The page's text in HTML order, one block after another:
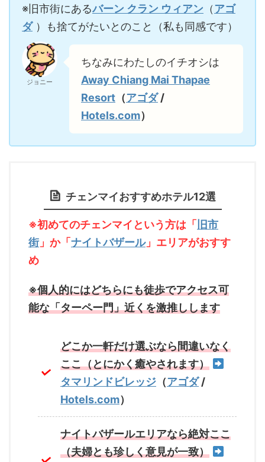
※旧市街にあるバーン クラン ウィアン （アゴ
ダ）も捨てがたいとのこと（私も同感です）
ジョニー
ちなみにわたしのイチオシは
Away Chiang Mai Thapae
Resort （アゴダ/
Hotels.com）
チェンマイおすすめホテル12選
※初めてのチェンマイという方は「
旧市
街」か「 ナイトバザール」エリアがおすす
め
※個人的にはどちらにも徒歩でアクセス可
能な「ターペー門」近くを激推しします
どこか一軒だけ選ぶなら間違いなく
ここ（とにかく癒やされます）
タマリンドビレッジ （アゴダ/
Hotels.com）
ナイトバザールエリアなら絶対ここ
（夫婦とも珍しく意見が一致）